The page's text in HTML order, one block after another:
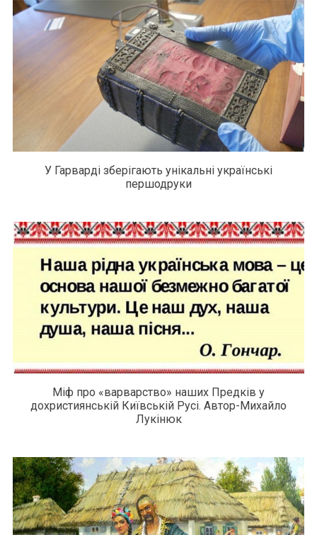
У Гарварді зберігають унікальні українські
першодруки
Міф про «варварство» наших Предків у
дохристиянській Київській Русі. Автор-Михайло
Лукінюк